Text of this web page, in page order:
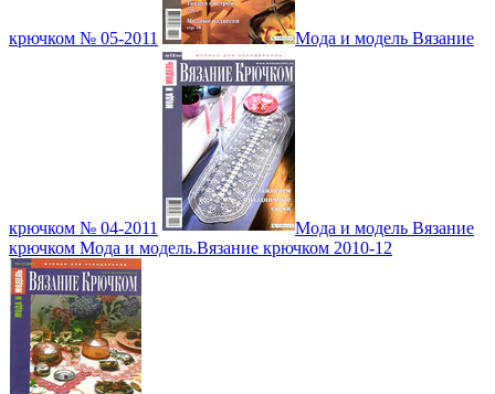
крючком № 05-2011 Мода и модель Вязание
крючком № 04-2011
Мода и модель Вязание
крючком Мода и модель.Вязание крючком 2010-12